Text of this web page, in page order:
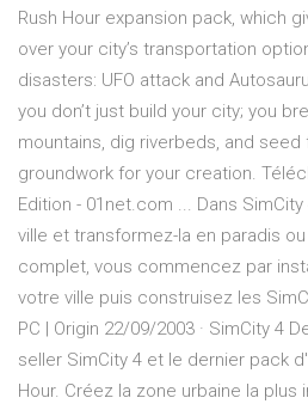
Rush Hour expansion pack, which
over your city’s transportation
disasters: UFO attack and
you don’t just build your city; you
mountains, dig riverbeds, and
groundwork for your creation.
Edition - 01net.com ... Dans
ville et transformez-la en paradis
complet, vous commencez par
votre ville puis construisez les
PC | Origin 22/09/2003 · SimCity 4
seller SimCity 4 et le dernier pack
Hour. Créez la zone urbaine la